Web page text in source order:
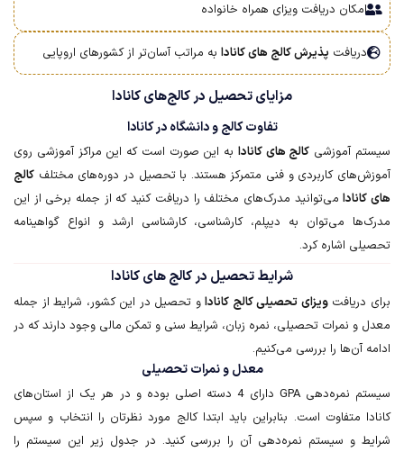
امکان دریافت ویزای همراه خانواده
دریافت پذیرش کالج های کانادا به مراتب آسان‌تر از کشورهای اروپایی
مزایای تحصیل در کالج‌های کانادا
تفاوت کالج و دانشگاه در کانادا
سیستم آموزشی کا‌لج ها‌ی کا‌ناد‌ا به این صورت است که این مراکز آموزشی روی
آموزش‌های کاربردی و فنی متمرکز هستند. با تحصیل در دوره‌های مختلف کا‌لج
ها‌ی کا‌ناد‌امی‌توانید مدرک‌های مختلف را دریافت کنید که از جمله برخی از این
مدرک‌ها می‌توان به دیپلم، کارشناسی، کارشناسی ارشد و انواع گواهینامه
تحصیلی اشاره کرد.
شرایط تحصیل در کا‌لج ها‌ی کا‌ناد‌ا
برای دریافتویزای تحصیلی کالج کاناداو تحصیل در این کشور، شرایط از جمله
معدل و نمرات تحصیلی، نمره زبان، شرایط سنی و تمکن مالی وجود دارند که در
ادامه آن‌ها را بررسی می‌کنیم.
​​​​​​​معدل و نمرات تحصیلی
سیستم نمره‌دهی GPA دارای 4 دسته اصلی بوده و در هر یک از استان‌های
کانادا متفاوت است. بنابراین باید ابتدا کالج مورد نظرتان را انتخاب و سپس
شرایط و سیستم نمره‌دهی آن را بررسی کنید. در جدول زیر این سیستم را